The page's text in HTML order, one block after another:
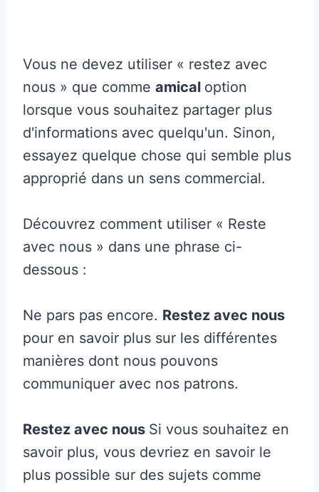
Vous ne devez utiliser « restez avec
nous » que comme amical option
lorsque vous souhaitez partager plus
d'informations avec quelqu'un. Sinon,
essayez quelque chose qui semble plus
approprié dans un sens commercial.
Découvrez comment utiliser « Reste
avec nous » dans une phrase ci-
dessous :
Ne pars pas encore. Restez avec nous
pour en savoir plus sur les différentes
manières dont nous pouvons
communiquer avec nos patrons.
Restez avec nous Si vous souhaitez en
savoir plus, vous devriez en savoir le
plus possible sur des sujets comme